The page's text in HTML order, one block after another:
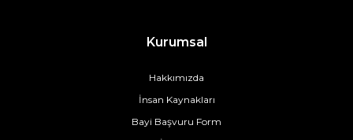
Kurumsal
Hakkımızda
İnsan Kaynakları
Bayi Başvuru Form